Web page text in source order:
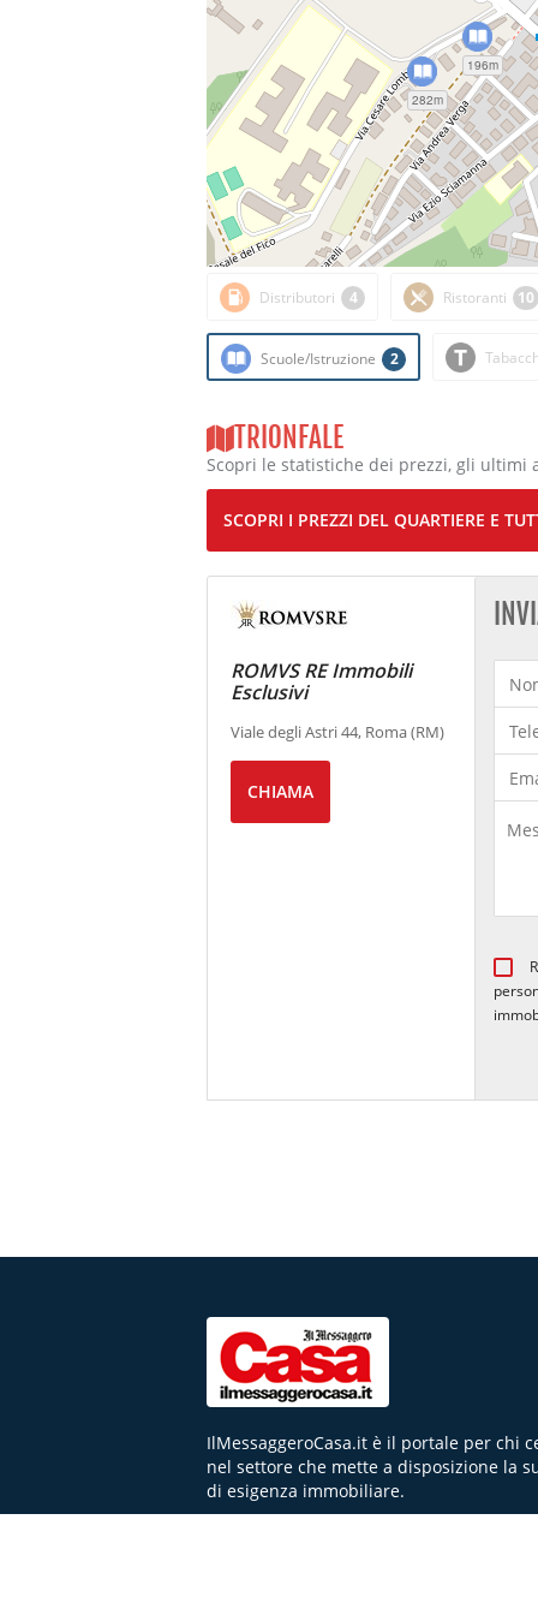
282m
196m
Distributori 4 Ristoranti 10
Scuole/Istruzione 2
TRIONFALE
Scopri le statistiche dei prezzi, gli
SCOPRI I PREZZI DEL QUARTIERE E
ROMVS RE Immobili
Esclusivi
Viale degli Astri 44, Roma (RM)
CHIAMA
IlMessaggeroCasa.it è il portale per chi
nel settore che mette a disposizione la
di esigenza immobiliare.